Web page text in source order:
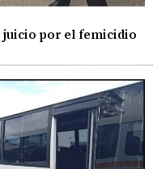
juicio por el femicidio